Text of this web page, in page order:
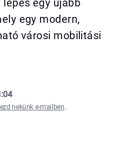
egy újabb
egy modern,
városi mobilitási
nekünk e-mailben.